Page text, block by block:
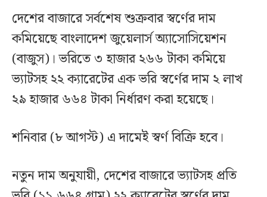
দেশের বাজারে সর্বশেষ শুক্রবার স্বর্ণের দাম
কমিয়েছে বাংলাদেশ জুয়েলার্স অ্যাসোসিয়েশন
(বাজুস)। ভরিতে ৩ হাজার ২৬৬ টাকা কমিয়ে
ভ্যাটসহ ২২ ক্যারেটের এক ভরি স্বর্ণের দাম ২ লাখ
২৯ হাজার ৬৬৪ টাকা নির্ধারণ করা হয়েছে।
শনিবার (৮ আগস্ট) এ দামেই স্বর্ণ বিক্রি হবে।
নতুন দাম অনুযায়ী, দেশের বাজারে ভ্যাটসহ প্রতি